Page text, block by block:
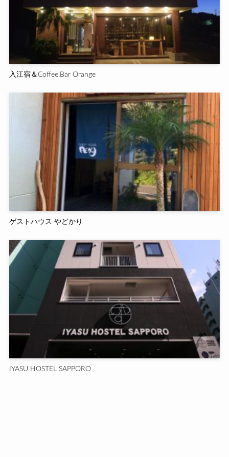
入江宿＆Coffee.Bar Orange
ゲストハウス やどかり
IYASU HOSTEL SAPPORO